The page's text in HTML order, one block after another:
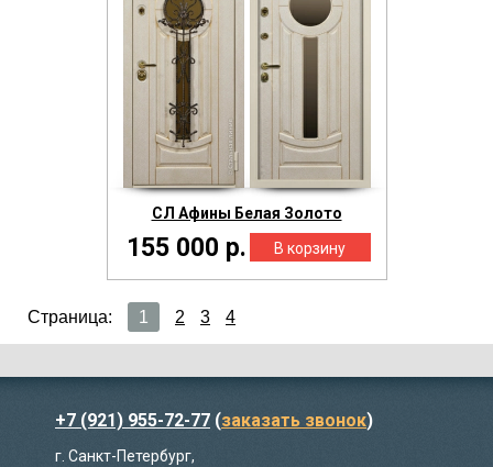
СЛ Афины Белая Золото
155 000 р.
Страница: 1 2 3 4
+7 (921) 955-72-77 (заказать звонок)
г. Санкт-Петербург,